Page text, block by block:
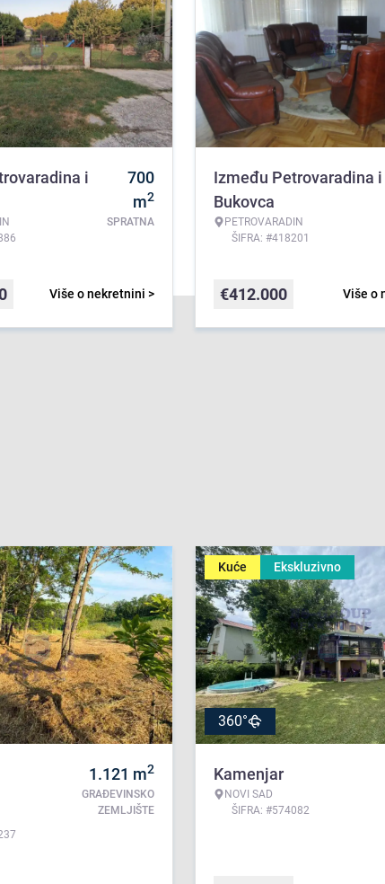
i
700
m2
SPRATNA
Više o nekretnini >
Između Petrovaradina i
Bukovca
PETROVARADIN
ŠIFRA: #418201
Više o
€412.000
1.121 m2
GRAĐEVINSKO
ZEMLJIŠTE
Kuće Ekskluzivno
360°
Kamenjar
NOVI SAD
ŠIFRA: #574082